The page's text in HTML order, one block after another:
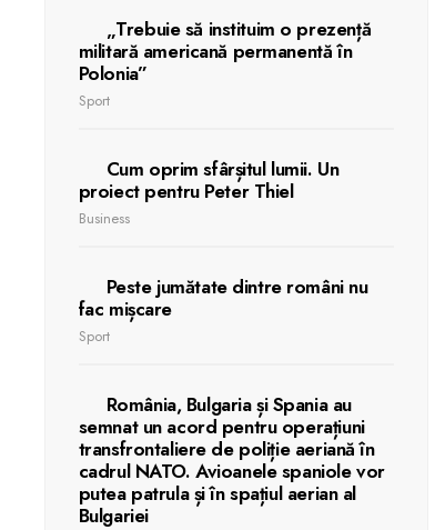
„Trebuie să instituim o prezență
militară americană permanentă în
Polonia”
Sport
Cum oprim sfârșitul lumii. Un
proiect pentru Peter Thiel
Business
Peste jumătate dintre români nu
fac mișcare
Sport
România, Bulgaria și Spania au
semnat un acord pentru operațiuni
transfrontaliere de poliție aeriană în
cadrul NATO. Avioanele spaniole vor
putea patrula și în spațiul aerian al
Bulgariei